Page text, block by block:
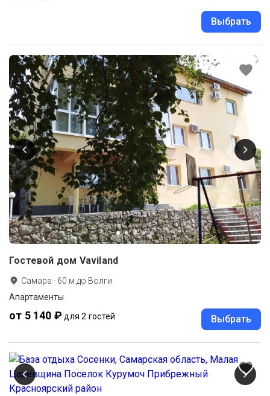
Выбрать
Гостевой дом Vaviland
Самара · 60 м до Волги
Апартаменты
от 5 140 ₽ для 2 гостей Выбрать